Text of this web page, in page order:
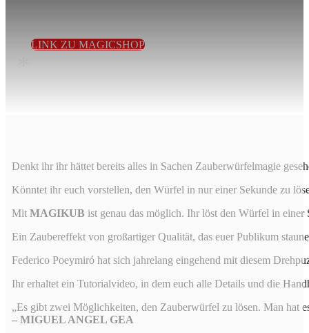
LINK ZU MAGICSHOP
*
Denkt ihr ihr hättet bereits alles in Sachen Zauberwürfelmagie
Könntet ihr euch vorstellen, den Würfel in nur einer Sekunde zu
Mit MAGIKUB ist genau das möglich. Ihr löst den Würfel in
Ein Zaubereffekt von großartiger Qualität, das euer Publikum
Federico Poeymiró hat sich jahrelang eingehend mit diesem
Ihr erhaltet ein Tutorialvideo, in dem euch alle Details und die
„Es gibt zwei Möglichkeiten, den Zauberwürfel zu lösen. Man
– MIGUEL ANGEL GEA